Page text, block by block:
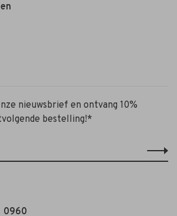
nieuwsbrief en ontvang 10%
bestelling!*
0960